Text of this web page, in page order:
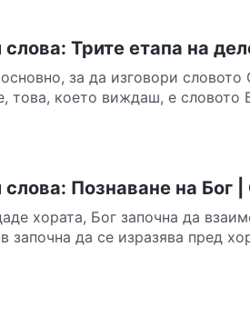
Трите етапа на
за да изговори
това, което виждаш, е словото
Познаване на Бог |
хората, Бог започна да
започна да се изразява пред